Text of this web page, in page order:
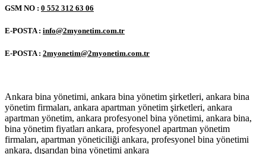
GSM NO : 0 552 312 63 06
E-POSTA : info@2myonetim.com.tr
E-POSTA : 2myonetim@2myonetim.com.tr
Ankara bina yönetimi, ankara bina yönetim şirketleri, ankara bina
yönetim firmaları, ankara apartman yönetim şirketleri, ankara
apartman yönetim, ankara profesyonel bina yönetimi, ankara bina,
bina yönetim fiyatları ankara, profesyonel apartman yönetim
firmaları, apartman yöneticiliği ankara, profesyonel bina yönetimi
ankara, dışarıdan bina yönetimi ankara